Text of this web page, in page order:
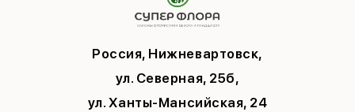
Россия, Нижневартовск,
ул. Северная, 25б,
ул. Ханты-Мансийская, 24
Соглашение на рекламу